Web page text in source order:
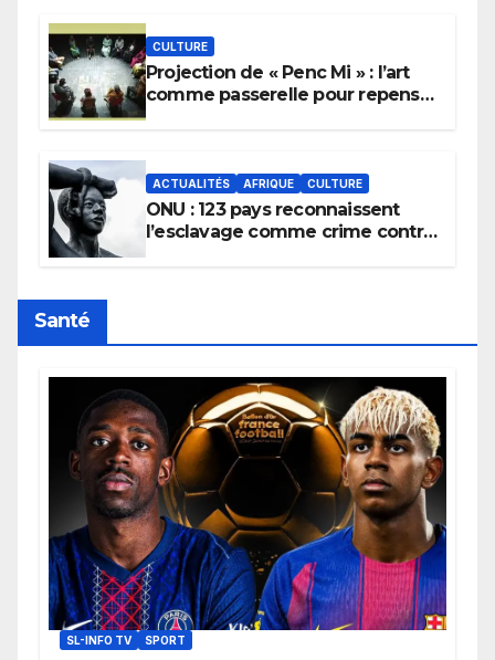
CULTURE
Projection de « Penc Mi » : l’art
comme passerelle pour repenser
ACTUALITÉS AFRIQUE CULTURE
ONU : 123 pays reconnaissent
l’esclavage comme crime contre
Santé
SL-INFO TV SPORT